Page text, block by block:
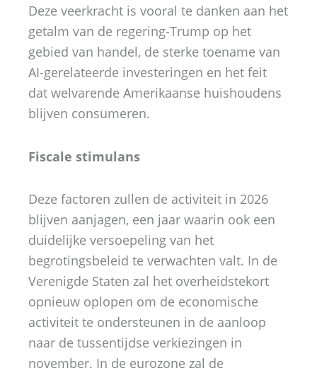
Deze veerkracht is vooral te danken aan het
getalm van de regering-Trump op het
gebied van handel, de sterke toename van
AI-gerelateerde investeringen en het feit
dat welvarende Amerikaanse huishoudens
blijven consumeren.
Fiscale stimulans
Deze factoren zullen de activiteit in 2026
blijven aanjagen, een jaar waarin ook een
duidelijke versoepeling van het
begrotingsbeleid te verwachten valt. In de
Verenigde Staten zal het overheidstekort
opnieuw oplopen om de economische
activiteit te ondersteunen in de aanloop
naar de tussentijdse verkiezingen in
november. In de eurozone zal de